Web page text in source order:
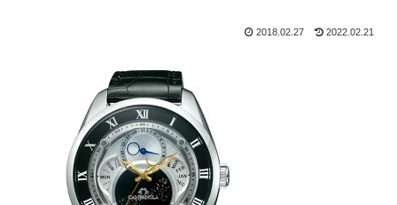
2018.02.27 2022.02.21